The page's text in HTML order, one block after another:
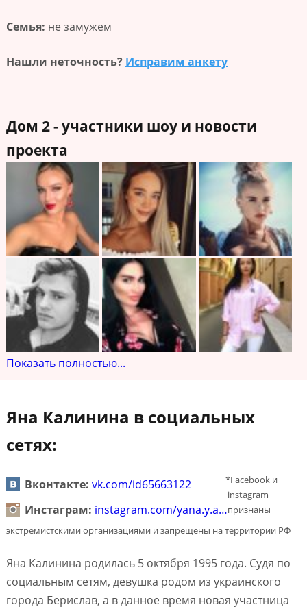
Семья: не замужем
Нашли неточность? Исправим анкету
Дом 2 - участники шоу и новости
проекта
Показать полностью...
Яна Калинина в социальных
сетях:
Вконтакте: vk.com/id65663122
Инстаграм: instagram.com/yana.y.a…
*Facebook и
instagram
признаны
экстремистскими организациями и запрещены на территории РФ
Яна Калинина родилась 5 октября 1995 года. Судя по
социальным сетям, девушка родом из украинского
города Берислав, а в данное время новая участница